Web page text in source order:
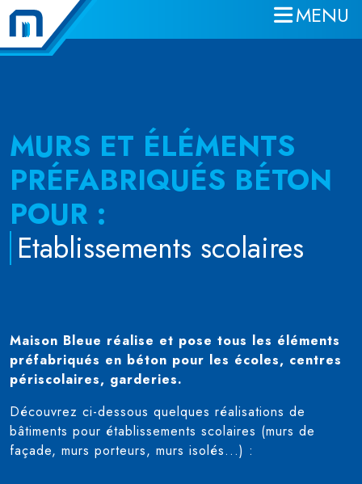
Aller au contenu principal
MENU
MURS ET ÉLÉMENTS
PRÉFABRIQUÉS BÉTON
POUR :
Etablissements scolaires
Maison Bleue réalise et pose tous les éléments
préfabriqués en béton pour les écoles, centres
périscolaires, garderies.
Découvrez ci-dessous quelques réalisations de
bâtiments pour établissements scolaires (murs de
façade, murs porteurs, murs isolés...) :